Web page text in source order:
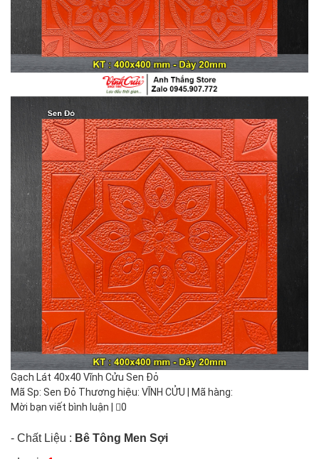
Gạch Lát 40x40 Vĩnh Cửu Sen Đỏ
Mã Sp: Sen Đỏ Thương hiệu: VĨNH CỬU | Mã hàng:
Mời bạn viết bình luận
0
- Chất Liệu : Bê Tông Men Sợi